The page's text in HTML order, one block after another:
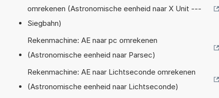
omrekenen (Astronomische eenheid naar X Unit ---
Siegbahn)
Rekenmachine: AE naar pc omrekenen
(Astronomische eenheid naar Parsec)
Rekenmachine: AE naar Lichtseconde omrekenen
(Astronomische eenheid naar Lichtseconde)